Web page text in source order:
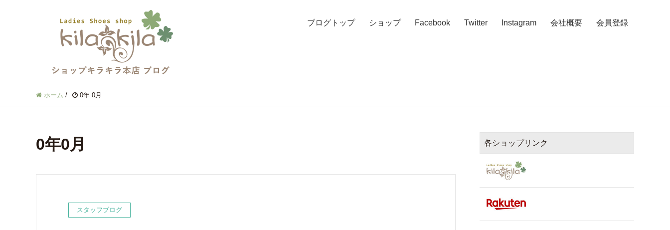
ブログトップ ショップ Facebook Twitter Instagram 会社概要 会員登録
ホーム / 0年 0月
0年0月
スタッフブログ
各ショップリンク